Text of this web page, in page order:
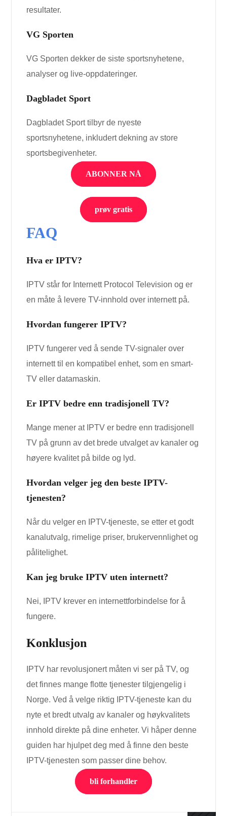
resultater.
VG Sporten
VG Sporten dekker de siste sportsnyhetene,
analyser og live-oppdateringer.
Dagbladet Sport
Dagbladet Sport tilbyr de nyeste
sportsnyhetene, inkludert dekning av store
sportsbegivenheter.
ABONNER NÅ
prøv gratis
FAQ
Hva er IPTV?
IPTV står for Internett Protocol Television og er
en måte å levere TV-innhold over internett på.
Hvordan fungerer IPTV?
IPTV fungerer ved å sende TV-signaler over
internett til en kompatibel enhet, som en smart-
TV eller datamaskin.
Er IPTV bedre enn tradisjonell TV?
Mange mener at IPTV er bedre enn tradisjonell
TV på grunn av det brede utvalget av kanaler og
høyere kvalitet på bilde og lyd.
Hvordan velger jeg den beste IPTV-
tjenesten?
Når du velger en IPTV-tjeneste, se etter et godt
kanalutvalg, rimelige priser, brukervennlighet og
pålitelighet.
Kan jeg bruke IPTV uten internett?
Nei, IPTV krever en internettforbindelse for å
fungere.
Konklusjon
IPTV har revolusjonert måten vi ser på TV, og
det finnes mange flotte tjenester tilgjengelig i
Norge. Ved å velge riktig IPTV-tjeneste kan du
nyte et bredt utvalg av kanaler og høykvalitets
innhold direkte på dine enheter. Vi håper denne
guiden har hjulpet deg med å finne den beste
IPTV-tjenesten som passer dine behov.
bli forhandler